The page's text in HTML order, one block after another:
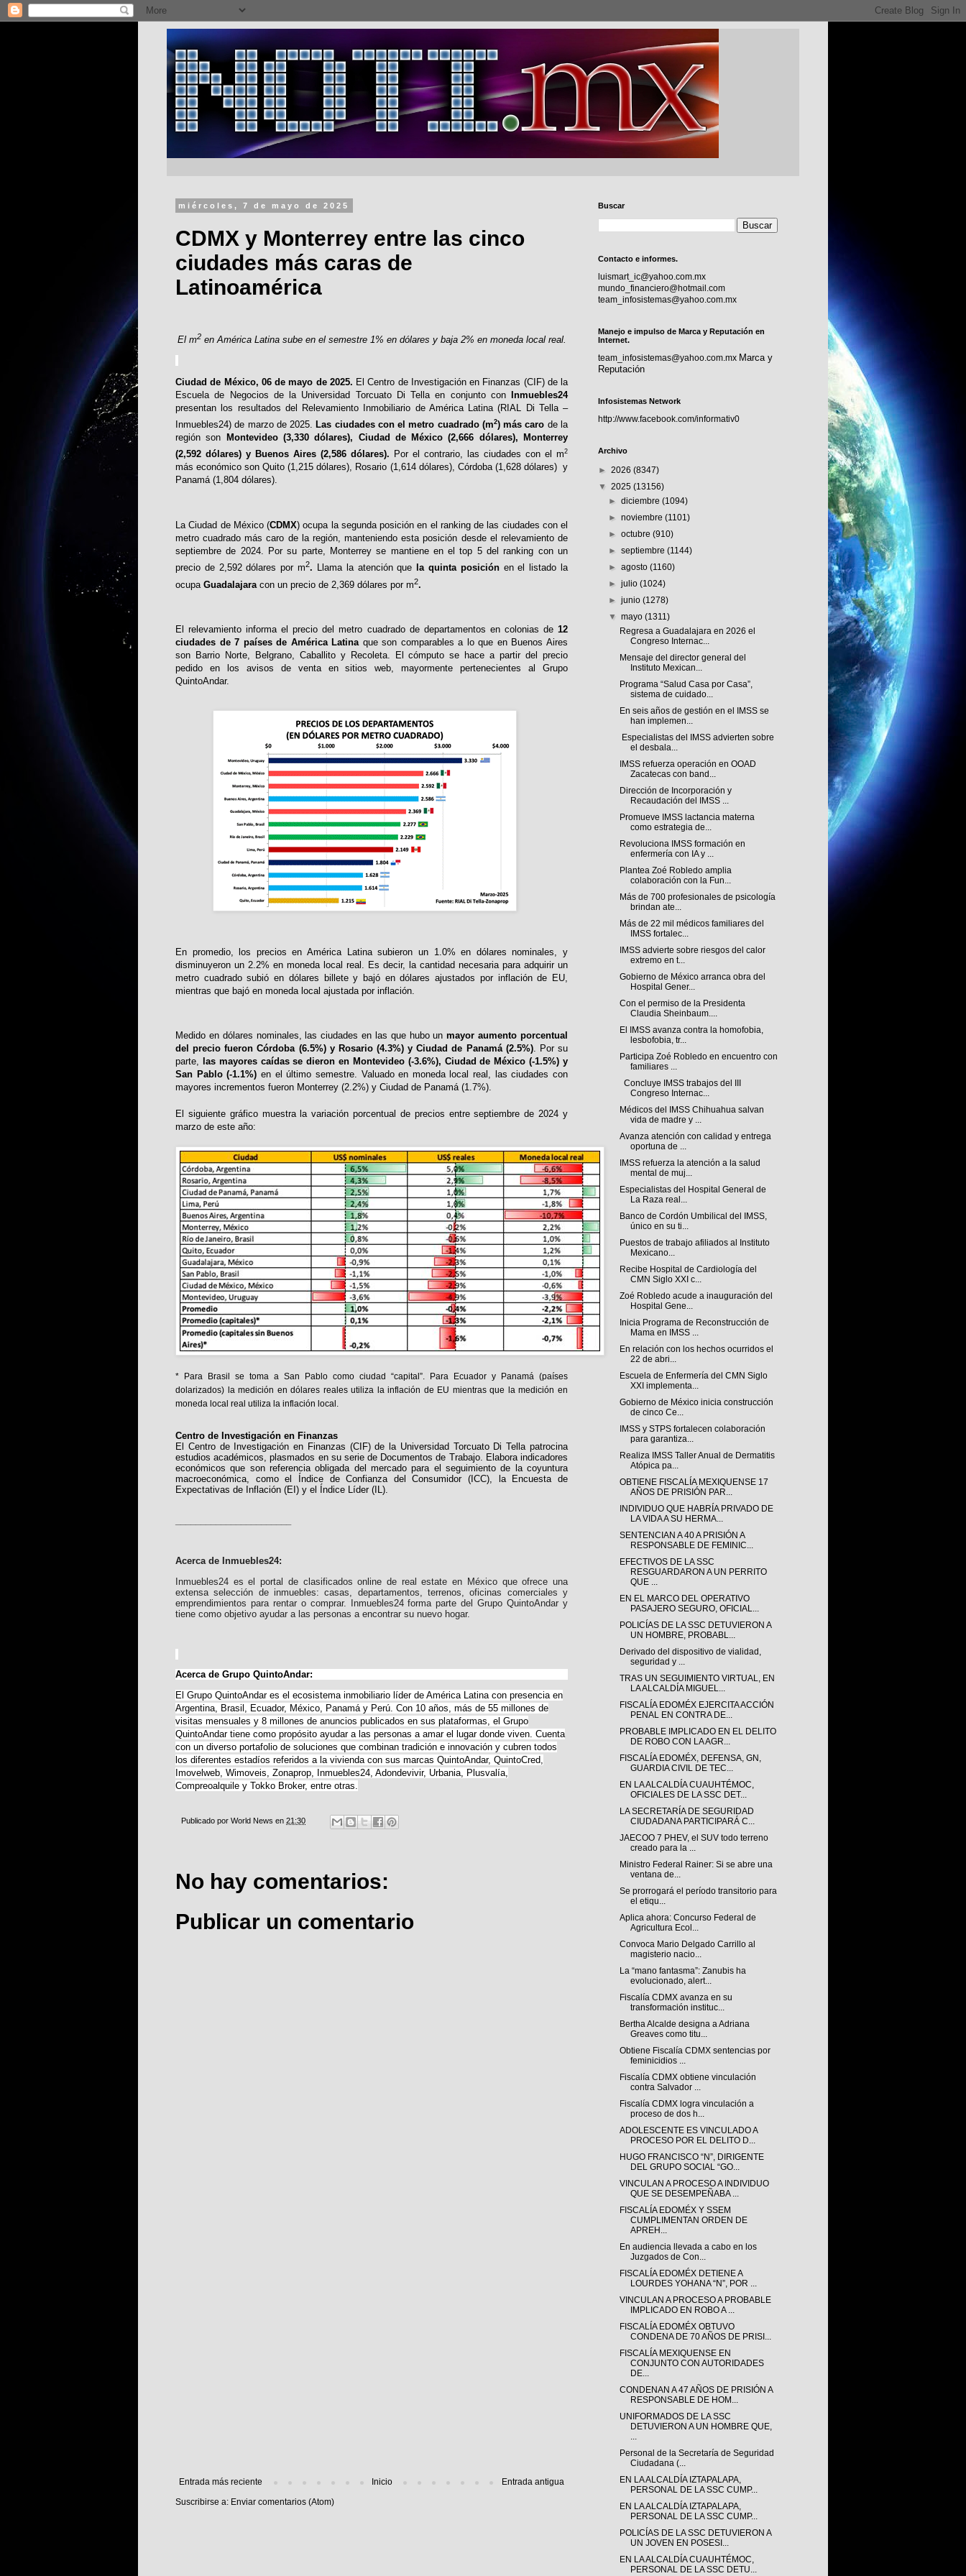
miércoles, 7 de mayo de 2025
CDMX y Monterrey entre las cinco
ciudades más caras de
Latinoamérica
El m2en América Latina sube en el semestre 1% en dólares y baja 2% en moneda local real.
Ciudad de México, 06 de mayo de 2025. El Centro de Investigación en Finanzas (CIF) de la
Escuela de Negocios de la Universidad Torcuato Di Tella en conjunto con Inmuebles24
presentan los resultados del Relevamiento Inmobiliario de América Latina (RIAL Di Tella –
Inmuebles24) de marzo de 2025. Las ciudades con el metro cuadrado (m2) más caro de la
región son Montevideo (3,330 dólares), Ciudad de México (2,666 dólares), Monterrey
(2,592 dólares) y Buenos Aires (2,586 dólares). Por el contrario, las ciudades con el m2
más económico son Quito (1,215 dólares), Rosario (1,614 dólares), Córdoba (1,628 dólares) y
Panamá (1,804 dólares).
La Ciudad de México (CDMX) ocupa la segunda posición en el ranking de las ciudades con el
metro cuadrado más caro de la región, manteniendo esta posición desde el relevamiento de
septiembre de 2024. Por su parte, Monterrey se mantiene en el top 5 del ranking con un
precio de 2,592 dólares por m2. Llama la atención que la quinta posición en el listado la
ocupa Guadalajara con un precio de 2,369 dólares por m2.
El relevamiento informa el precio del metro cuadrado de departamentos en colonias de 12
ciudades de 7 países de América Latina que son comparables a lo que en Buenos Aires
son Barrio Norte, Belgrano, Caballito y Recoleta. El cómputo se hace a partir del precio
pedido en los avisos de venta en sitios web, mayormente pertenecientes al Grupo
QuintoAndar.
En promedio, los precios en América Latina subieron un 1.0% en dólares nominales, y
disminuyeron un 2.2% en moneda local real. Es decir, la cantidad necesaria para adquirir un
metro cuadrado subió en dólares billete y bajó en dólares ajustados por inflación de EU,
mientras que bajó en moneda local ajustada por inflación.
Medido en dólares nominales, las ciudades en las que hubo unmayor aumento porcentual
del precio fueron Córdoba (6.5%) y Rosario (4.3%) y Ciudad de Panamá (2.5%). Por su
parte,
las mayores caídas se dieron en Montevideo (-3.6%), Ciudad de México (-1.5%) y
San Pablo (-1.1%) en el último semestre. Valuado en moneda local real, las ciudades con
mayores incrementos fueron Monterrey (2.2%) y Ciudad de Panamá (1.7%).
El siguiente gráfico muestra la variación porcentual de precios entre septiembre de 2024 y
marzo de este año:
* Para Brasil se toma a San Pablo como ciudad “capital”. Para Ecuador y Panamá (países
dolarizados) la medición en dólares reales utiliza la inflación de EU mientras que la medición en
moneda local real utiliza la inflación local.
Centro de Investigación en Finanzas
El Centro de Investigación en Finanzas (CIF) de la Universidad Torcuato Di Tella patrocina
estudios académicos, plasmados en su serie de Documentos de Trabajo. Elabora indicadores
económicos que son referencia obligada del mercado para el seguimiento de la coyuntura
macroeconómica, como el Índice de Confianza del Consumidor (ICC), la Encuesta de
Expectativas de Inflación (EI) y el Índice Líder (IL).
Acerca de Inmuebles24:
Inmuebles24 es el portal de clasificados online de real estate en México que ofrece una
extensa selección de inmuebles: casas, departamentos, terrenos, oficinas comerciales y
emprendimientos para rentar o comprar. Inmuebles24 forma parte del Grupo QuintoAndar y
tiene como objetivo ayudar a las personas a encontrar su nuevo hogar.
Acerca de Grupo QuintoAndar:
El Grupo QuintoAndar es el ecosistema inmobiliario líder de América Latina con presencia en
Argentina, Brasil, Ecuador, México, Panamá y Perú. Con 10 años, más de 55 millones de
visitas mensuales y 8 millones de anuncios publicados en sus plataformas, el Grupo
QuintoAndar tiene como propósito ayudar a las personas a amar el lugar donde viven. Cuenta
con un diverso portafolio de soluciones que combinan tradición e innovación y cubren todos
los diferentes estadíos referidos a la vivienda con sus marcas QuintoAndar, QuintoCred,
Imovelweb, Wimoveis, Zonaprop, Inmuebles24, Adondevivir, Urbania, Plusvalía,
Compreoalquile y Tokko Broker, entre otras.
Publicado por World News en 21:30
No hay comentarios:
Publicar un comentario
Entrada más reciente Entrada antigua
Inicio
Suscribirse a: Enviar comentarios (Atom)
Buscar
Contacto e informes.
luismart_ic@yahoo.com.mx
mundo_financiero@hotmail.com
team_infosistemas@yahoo.com.mx
Manejo e impulso de Marca y Reputación en
Internet.
team_infosistemas@yahoo.com.mx Marca y
Reputación
Infosistemas Network
http://www.facebook.com/informativ0
Archivo
► 2026 (8347)
▼ 2025 (13156)
►diciembre(1094)
►noviembre(1101)
►octubre(910)
►septiembre(1144)
►agosto(1160)
►julio(1024)
►junio(1278)
▼mayo(1311)
Regresa a Guadalajara en 2026 el
Congreso Internac...
Mensaje del director general del
Instituto Mexican...
Programa “Salud Casa por Casa”,
sistema de cuidado...
En seis años de gestión en el IMSS se
han implemen...
Especialistas del IMSS advierten sobre
el desbala...
IMSS refuerza operación en OOAD
Zacatecas con band...
Dirección de Incorporación y
Recaudación del IMSS ...
Promueve IMSS lactancia materna
como estrategia de...
Revoluciona IMSS formación en
enfermería con IA y ...
Plantea Zoé Robledo amplia
colaboración con la Fun...
Más de 700 profesionales de psicología
brindan ate...
Más de 22 mil médicos familiares del
IMSS fortalec...
IMSS advierte sobre riesgos del calor
extremo en t...
Gobierno de México arranca obra del
Hospital Gener...
Con el permiso de la Presidenta
Claudia Sheinbaum....
El IMSS avanza contra la homofobia,
lesbofobia, tr...
Participa Zoé Robledo en encuentro con
familiares ...
Concluye IMSS trabajos del III
Congreso Internac...
Médicos del IMSS Chihuahua salvan
vida de madre y ...
Avanza atención con calidad y entrega
oportuna de ...
IMSS refuerza la atención a la salud
mental de muj...
Especialistas del Hospital General de
La Raza real...
Banco de Cordón Umbilical del IMSS,
único en su ti...
Puestos de trabajo afiliados al Instituto
Mexicano...
Recibe Hospital de Cardiología del
CMN Siglo XXI c...
Zoé Robledo acude a inauguración del
Hospital Gene...
Inicia Programa de Reconstrucción de
Mama en IMSS ...
En relación con los hechos ocurridos el
22 de abri...
Escuela de Enfermería del CMN Siglo
XXI implementa...
Gobierno de México inicia construcción
de cinco Ce...
IMSS y STPS fortalecen colaboración
para garantiza...
Realiza IMSS Taller Anual de Dermatitis
Atópica pa...
OBTIENE FISCALÍA MEXIQUENSE 17
AÑOS DE PRISIÓN PAR...
INDIVIDUO QUE HABRÍA PRIVADO DE
LA VIDA A SU HERMA...
SENTENCIAN A 40 A PRISIÓN A
RESPONSABLE DE FEMINIC...
EFECTIVOS DE LA SSC
RESGUARDARON A UN PERRITO
QUE ...
EN EL MARCO DEL OPERATIVO
PASAJERO SEGURO, OFICIAL...
POLICÍAS DE LA SSC DETUVIERON A
UN HOMBRE, PROBABL...
Derivado del dispositivo de vialidad,
seguridad y ...
TRAS UN SEGUIMIENTO VIRTUAL, EN
LA ALCALDÍA MIGUEL...
FISCALÍA EDOMÉX EJERCITA ACCIÓN
PENAL EN CONTRA DE...
PROBABLE IMPLICADO EN EL DELITO
DE ROBO CON LA AGR...
FISCALÍA EDOMÉX, DEFENSA, GN,
GUARDIA CIVIL DE TEC...
EN LA ALCALDÍA CUAUHTÉMOC,
OFICIALES DE LA SSC DET...
LA SECRETARÍA DE SEGURIDAD
CIUDADANA PARTICIPARÁ C...
JAECOO 7 PHEV, el SUV todo terreno
creado para la ...
Ministro Federal Rainer: Si se abre una
ventana de...
Se prorrogará el período transitorio para
el etiqu...
Aplica ahora: Concurso Federal de
Agricultura Ecol...
Convoca Mario Delgado Carrillo al
magisterio nacio...
La “mano fantasma”: Zanubis ha
evolucionado, alert...
Fiscalía CDMX avanza en su
transformación instituc...
Bertha Alcalde designa a Adriana
Greaves como titu...
Obtiene Fiscalía CDMX sentencias por
feminicidios ...
Fiscalía CDMX obtiene vinculación
contra Salvador ...
Fiscalía CDMX logra vinculación a
proceso de dos h...
ADOLESCENTE ES VINCULADO A
PROCESO POR EL DELITO D...
HUGO FRANCISCO “N”, DIRIGENTE
DEL GRUPO SOCIAL “GO...
VINCULAN A PROCESO A INDIVIDUO
QUE SE DESEMPEÑABA ...
FISCALÍA EDOMÉX Y SSEM
CUMPLIMENTAN ORDEN DE
APREH...
En audiencia llevada a cabo en los
Juzgados de Con...
FISCALÍA EDOMÉX DETIENE A
LOURDES YOHANA “N”, POR ...
VINCULAN A PROCESO A PROBABLE
IMPLICADO EN ROBO A ...
FISCALÍA EDOMÉX OBTUVO
CONDENA DE 70 AÑOS DE PRISI...
FISCALÍA MEXIQUENSE EN
CONJUNTO CON AUTORIDADES
DE...
CONDENAN A 47 AÑOS DE PRISIÓN A
RESPONSABLE DE HOM...
UNIFORMADOS DE LA SSC
DETUVIERON A UN HOMBRE QUE,
...
Personal de la Secretaría de Seguridad
Ciudadana (...
EN LA ALCALDÍA IZTAPALAPA,
PERSONAL DE LA SSC CUMP...
EN LA ALCALDÍA IZTAPALAPA,
PERSONAL DE LA SSC CUMP...
POLICÍAS DE LA SSC DETUVIERON A
UN JOVEN EN POSESI...
EN LA ALCALDÍA CUAUHTÉMOC,
PERSONAL DE LA SSC DETU...